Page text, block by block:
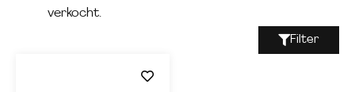
verkocht.
Filter